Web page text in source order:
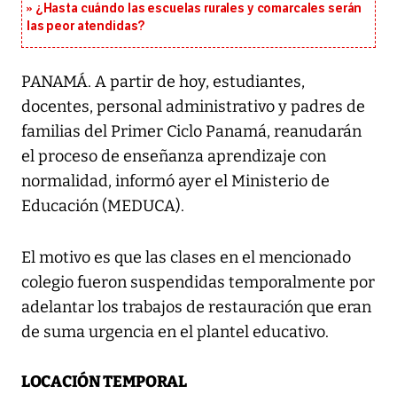
¿Hasta cuándo las escuelas rurales y comarcales serán
las peor atendidas?
PANAMÁ. A partir de hoy, estudiantes,
docentes, personal administrativo y padres de
familias del Primer Ciclo Panamá, reanudarán
el proceso de enseñanza aprendizaje con
normalidad, informó ayer el Ministerio de
Educación (MEDUCA).
El motivo es que las clases en el mencionado
colegio fueron suspendidas temporalmente por
adelantar los trabajos de restauración que eran
de suma urgencia en el plantel educativo.
LOCACIÓN TEMPORAL